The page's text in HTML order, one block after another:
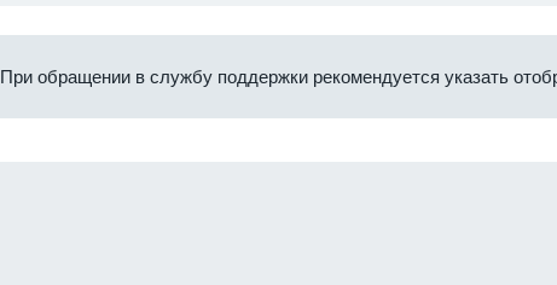
При обращении в службу поддержки рекомендуется указать